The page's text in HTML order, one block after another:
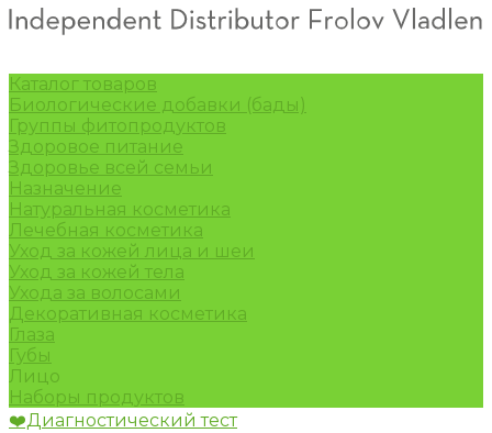
Каталог товаров
Биологические добавки (бады)
Группы фитопродуктов
Здоровое питание
Здоровье всей семьи
Назначение
Натуральная косметика
Лечебная косметика
Уход за кожей лица и шеи
Уход за кожей тела
Ухода за волосами
Декоративная косметика
Глаза
Губы
Лицо
Наборы продуктов
❤️Диагностический тест